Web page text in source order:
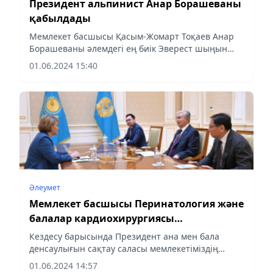
Президент альпинист Анар Борашеваны
қабылдады
Мемлекет басшысы Қасым-Жомарт Тоқаев Анар
Борашеваны әлемдегі ең биік Эверест шыңын
қазақ қыздарының арасынан бірінші болып
бағындыруымен құттықтады.
01.06.2024 15:40
Әлеумет
Мемлекет басшысы Перинатология және
балалар кардиохирургиясы
орталығының директорын қабылдады
Кездесу барысында Президент ана мен бала
денсаулығын сақтау саласы мемлекетіміздің
басты басымдығы саналатынын атап өтті.
01.06.2024 14:57